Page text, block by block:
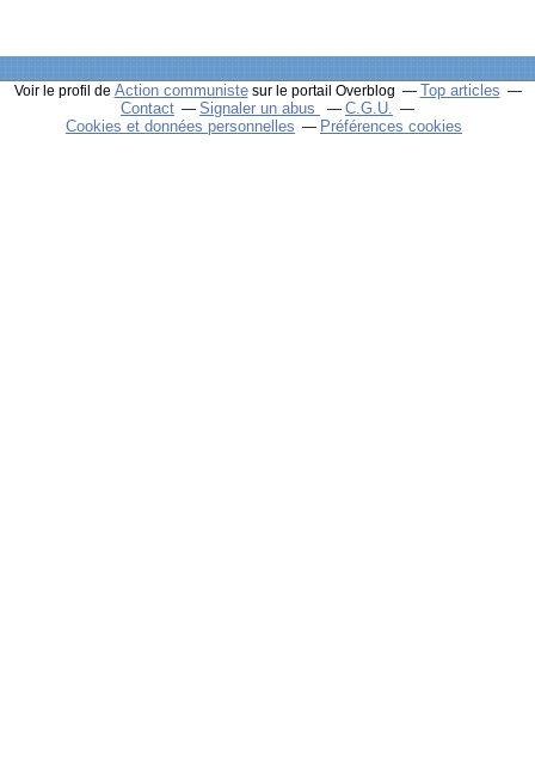
Voir le profil de Action communistesur le portail Overblog
Top articles
Contact
Signaler un abus
C.G.U.
Cookies et données personnelles
Préférences cookies